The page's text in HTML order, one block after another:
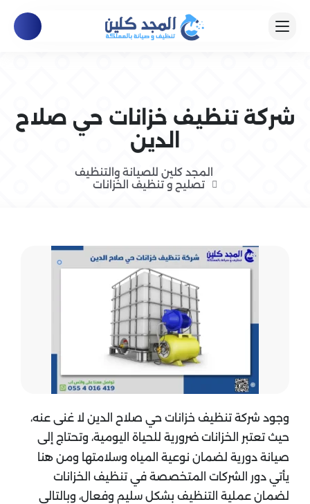
شركة تنظيف خزانات حي صلاح
الدين
المجد كلين للصيانة والتنظيف
تصليح و تنظيف الخزانات
وجود شركة تنظيف خزانات حي صلاح الدين لا غنى عنه،
حيث تعتبر الخزانات ضرورية للحياة اليومية، وتحتاج إلى
صيانة دورية لضمان نوعية المياه وسلامتها ومن هنا
يأتي دور الشركات المتخصصة في تنظيف الخزانات
لضمان عملية التنظيف بشكل سليم وفعال، وبالتالي